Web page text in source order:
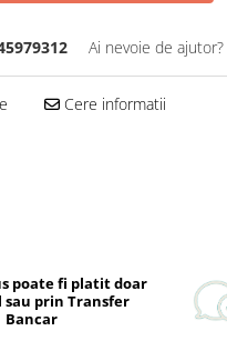
Ai nevoie de ajutor?
Cere informatii
poate fi platit doar
sau prin Transfer
Bancar